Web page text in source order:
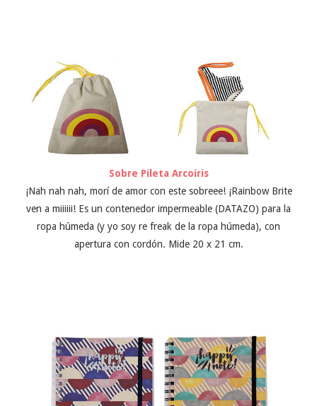
Sobre Pileta Arcoíris
¡Nah nah nah, morí de amor con este sobreee! ¡Rainbow Brite
ven a miiiiii! Es un contenedor impermeable (DATAZO) para la
ropa húmeda (y yo soy re freak de la ropa húmeda), con
apertura con cordón. Mide 20 x 21 cm.